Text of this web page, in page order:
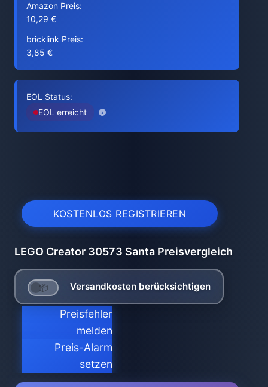
Amazon Preis:
10,29 €
bricklink Preis:
3,85 €
EOL Status:
EOL erreicht
KOSTENLOS REGISTRIEREN
LEGO Creator 30573 Santa Preisvergleich
Versandkosten berücksichtigen
Preisfehler
melden
Preis-Alarm
setzen